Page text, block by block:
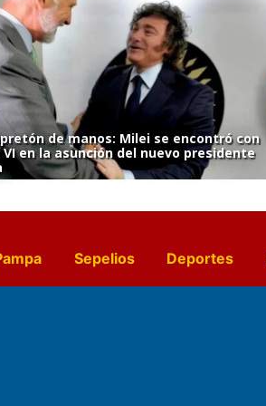
de manos: Milei se encontró con
VI en la asunción del nuevo presidente
Sepelios Deportes